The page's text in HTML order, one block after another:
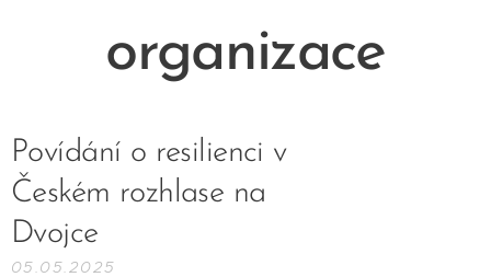
organizace
Povídání o resilienci v
Českém rozhlase na
Dvojce
05.05.2025